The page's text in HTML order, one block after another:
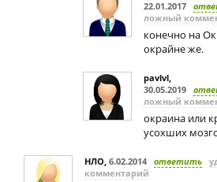
22.01.2017
ложный
конечно на
окрайне же.
pavlvl,
30.05.2019
ложный
окраина или
усохших
НЛО, 6.02.2014 ответить
комментарий